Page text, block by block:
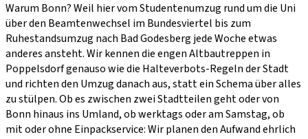
Warum Bonn? Weil hier vom Studentenumzug rund um die Uni
über den Beamtenwechsel im Bundesviertel bis zum
Ruhestandsumzug nach Bad Godesberg jede Woche etwas
anderes ansteht. Wir kennen die engen Altbautreppen in
Poppelsdorf genauso wie die Halteverbots-Regeln der Stadt
und richten den Umzug danach aus, statt ein Schema über alles
zu stülpen. Ob es zwischen zwei Stadtteilen geht oder von
Bonn hinaus ins Umland, ob werktags oder am Samstag, ob
mit oder ohne Einpackservice: Wir planen den Aufwand ehrlich